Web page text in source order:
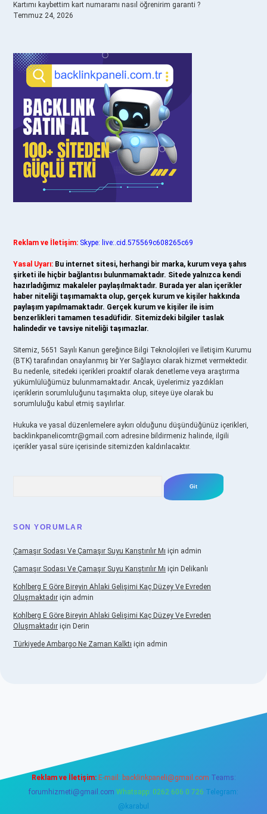
Kartımı kaybettim kart numaramı nasıl öğrenirim garanti ?
Temmuz 24, 2026
Reklam ve İletişim: Skype: live:.cid.575569c608265c69
Yasal Uyarı: Bu internet sitesi, herhangi bir marka, kurum veya şahıs
şirketi ile hiçbir bağlantısı bulunmamaktadır. Sitede yalnızca kendi
hazırladığımız makaleler paylaşılmaktadır. Burada yer alan içerikler
haber niteliği taşımamakta olup, gerçek kurum ve kişiler hakkında
paylaşım yapılmamaktadır. Gerçek kurum ve kişiler ile isim
benzerlikleri tamamen tesadüfidir. Sitemizdeki bilgiler taslak
halindedir ve tavsiye niteliği taşımazlar.
Sitemiz, 5651 Sayılı Kanun gereğince Bilgi Teknolojileri ve İletişim Kurumu
(BTK) tarafından onaylanmış bir Yer Sağlayıcı olarak hizmet vermektedir.
Bu nedenle, sitedeki içerikleri proaktif olarak denetleme veya araştırma
yükümlülüğümüz bulunmamaktadır. Ancak, üyelerimiz yazdıkları
içeriklerin sorumluluğunu taşımakta olup, siteye üye olarak bu
sorumluluğu kabul etmiş sayılırlar.
Hukuka ve yasal düzenlemelere aykırı olduğunu düşündüğünüz içerikleri,
backlinkpanelicomtr@gmail.com adresine bildirmeniz halinde, ilgili
içerikler yasal süre içerisinde sitemizden kaldırılacaktır.
SON YORUMLAR
Çamaşır Sodası Ve Çamaşır Suyu Karıştırılır Mı için admin
Çamaşır Sodası Ve Çamaşır Suyu Karıştırılır Mı için Delikanlı
Kohlberg E Göre Bireyin Ahlaki Gelişimi Kaç Düzey Ve Evreden
Oluşmaktadır için admin
Kohlberg E Göre Bireyin Ahlaki Gelişimi Kaç Düzey Ve Evreden
Oluşmaktadır için Derin
Türkiyede Ambargo Ne Zaman Kalktı için admin
Reklam ve İletişim: E-mail: backlinkpaneli@gmail.com Teams:
forumhizmeti@gmail.com Whatsapp: 0262 606 0 726 Telegram:
@karabul